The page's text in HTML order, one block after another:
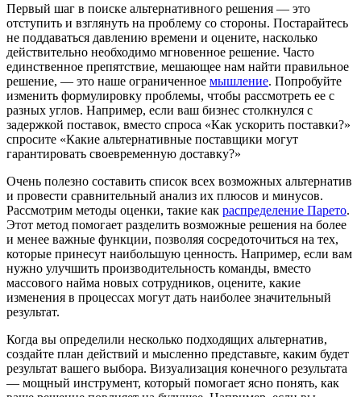
Первый шаг в поиске альтернативного решения — это
отступить и взглянуть на проблему со стороны. Постарайтесь
не поддаваться давлению времени и оцените, насколько
действительно необходимо мгновенное решение. Часто
единственное препятствие, мешающее нам найти правильное
решение, — это наше ограниченное мышление. Попробуйте
изменить формулировку проблемы, чтобы рассмотреть ее с
разных углов. Например, если ваш бизнес столкнулся с
задержкой поставок, вместо спроса «Как ускорить поставки?»
спросите «Какие альтернативные поставщики могут
гарантировать своевременную доставку?»
Очень полезно составить список всех возможных альтернатив
и провести сравнительный анализ их плюсов и минусов.
Рассмотрим методы оценки, такие как распределение Парето.
Этот метод помогает разделить возможные решения на более
и менее важные функции, позволяя сосредоточиться на тех,
которые принесут наибольшую ценность. Например, если вам
нужно улучшить производительность команды, вместо
массового найма новых сотрудников, оцените, какие
изменения в процессах могут дать наиболее значительный
результат.
Когда вы определили несколько подходящих альтернатив,
создайте план действий и мысленно представьте, каким будет
результат вашего выбора. Визуализация конечного результата
— мощный инструмент, который помогает ясно понять, как